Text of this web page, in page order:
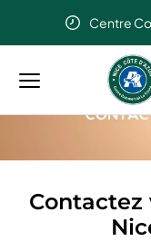
Centre
Auchan
Menu
principal
Rechercher